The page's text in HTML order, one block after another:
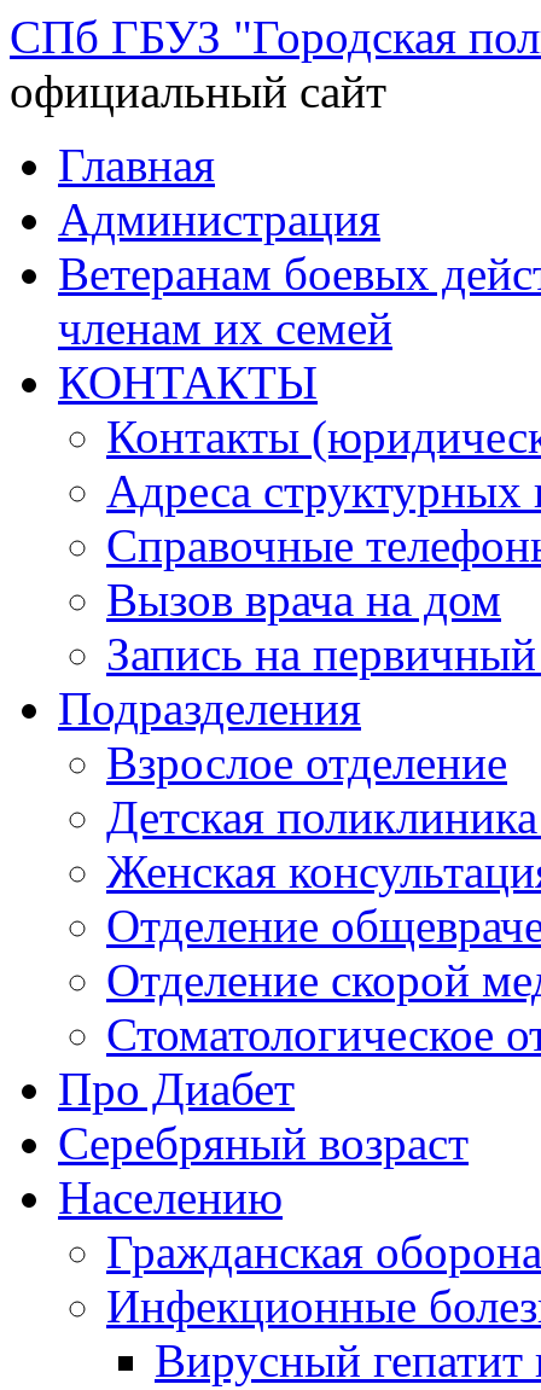
СПб ГБУЗ "Городская
официальный сайт
Перейти
содержимому
Главная
Администрация
Ветеранам боевых
членам их семей
КОНТАКТЫ
Контакты
Адреса структурных
Справочные
Вызов врача на дом
Запись на
Подразделения
Взрослое отделение
Детская
Женская
Отделение
Отделение скорой
Стоматологическое
Про Диабет
Серебряный возраст
Населению
Гражданская оборона
Инфекционные
Вирусный гепатит